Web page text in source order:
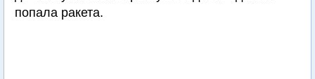
попала ракета.